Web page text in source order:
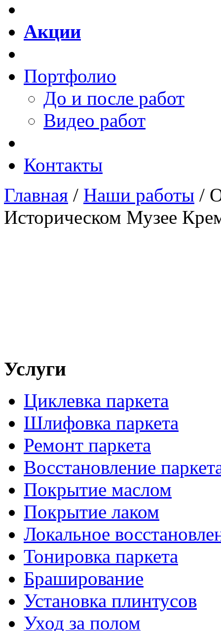
Акции
Портфолио
До и после работ
Видео работ
Контакты
Главная / Наши работы /
Историческом Музее
Услуги
Циклевка паркета
Шлифовка паркета
Ремонт паркета
Восстановление
Покрытие маслом
Покрытие лаком
Локальное
Тонировка паркета
Браширование
Установка плинтусов
Уход за полом